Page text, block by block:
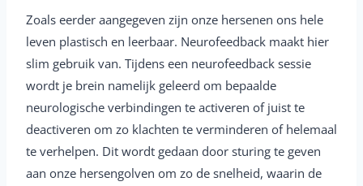
Zoals eerder aangegeven zijn onze hersenen ons hele
leven plastisch en leerbaar. Neurofeedback maakt hier
slim gebruik van. Tijdens een neurofeedback sessie
wordt je brein namelijk geleerd om bepaalde
neurologische verbindingen te activeren of juist te
deactiveren om zo klachten te verminderen of helemaal
te verhelpen. Dit wordt gedaan door sturing te geven
aan onze hersengolven om zo de snelheid, waarin de